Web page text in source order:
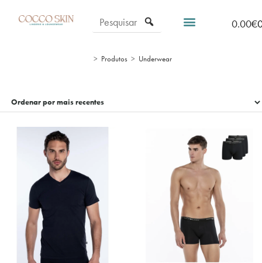
0.00€
> Produtos > Underwear